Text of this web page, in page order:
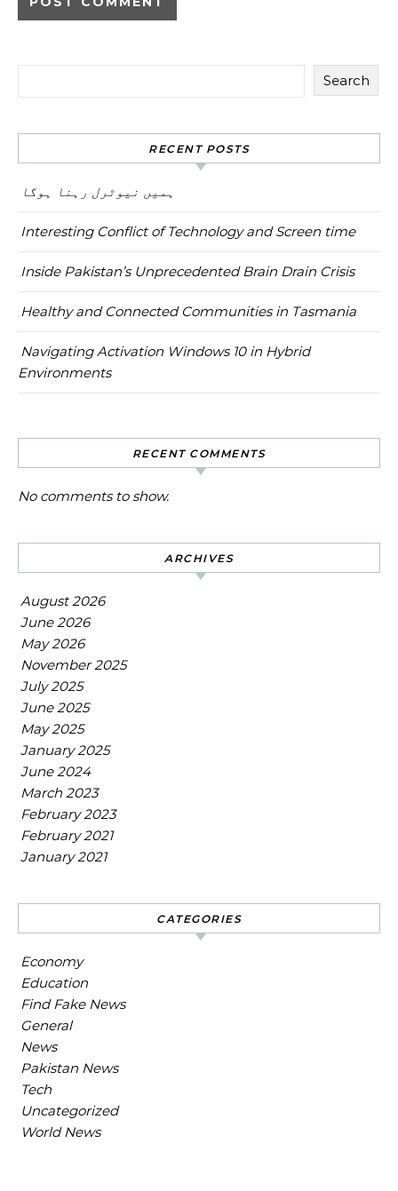
Search
RECENT POSTS
ہمیں نیوٹرل رہنا ہوگا
Interesting Conflict of Technology and Screen time
Inside Pakistan’s Unprecedented Brain Drain Crisis
Healthy and Connected Communities in Tasmania
Navigating Activation Windows 10 in Hybrid
Environments
RECENT COMMENTS
No comments to show.
ARCHIVES
August 2026
June 2026
May 2026
November 2025
July 2025
June 2025
May 2025
January 2025
June 2024
March 2023
February 2023
February 2021
January 2021
CATEGORIES
Economy
Education
Find Fake News
General
News
Pakistan News
Tech
Uncategorized
World News